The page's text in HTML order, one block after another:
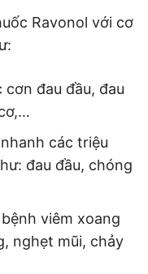
Ravonol với cơ
đau đầu, đau
các triệu
đau đầu, chóng
viêm xoang
nghẹt mũi, chảy